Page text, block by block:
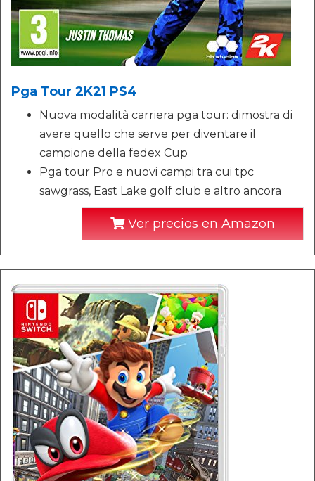
Pga Tour 2K21 PS4
Nuova modalità carriera pga tour: dimostra di
avere quello che serve per diventare il
campione della fedex Cup
Pga tour Pro e nuovi campi tra cui tpc
sawgrass, East Lake golf club e altro ancora
Ver precios en Amazon